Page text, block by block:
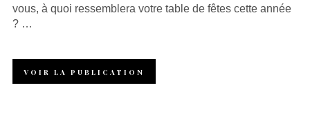
vous, à quoi ressemblera votre table de fêtes cette année
? …
VOIR LA PUBLICATION